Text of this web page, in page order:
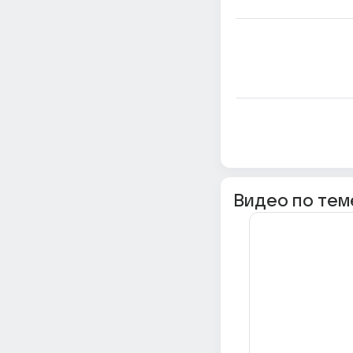
Видео по